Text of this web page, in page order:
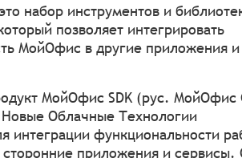
набор инструментов и
позволяет интегрировать
МойОфис в другие приложения и
МойОфис SDK (рус.
Новые Облачные Технологии
интеграции функциональности
приложения и сервисы.